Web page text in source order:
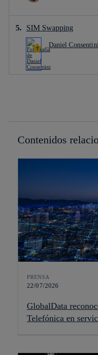
SIM Swapping
Daniel Consentini
Contenidos
PRENSA
22/07/2026
GlobalData
Telefónica en